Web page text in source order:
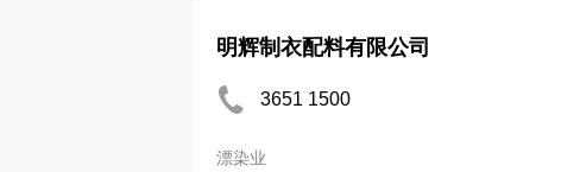
明辉制衣配料有限公司
3651 1500
漂染业